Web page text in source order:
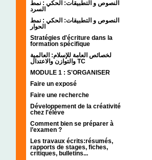
النصوص و التطبيقات: الحكي : نمط
السرد
النصوص و التطبيقات: الحكي : نمط
الحوار
Stratégies d'écriture dans la
formation spécifique
لخصائص العامة للإسلام: العالمية
والتوازن والاعتدال TC
MODULE 1 : S'ORGANISER
Faire un exposé
Faire une recherche
Développement de la créativité
chez l'élève
Comment bien se préparer à
l’examen ?
Les travaux écrits:résumés,
rapports de stages, fiches,
critiques, bulletins...